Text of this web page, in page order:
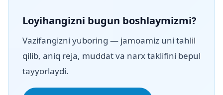
Loyihangizni bugun boshlaymizmi?
Vazifangizni yuboring — jamoamiz uni tahlil
qilib, aniq reja, muddat va narx taklifini bepul
tayyorlaydi.